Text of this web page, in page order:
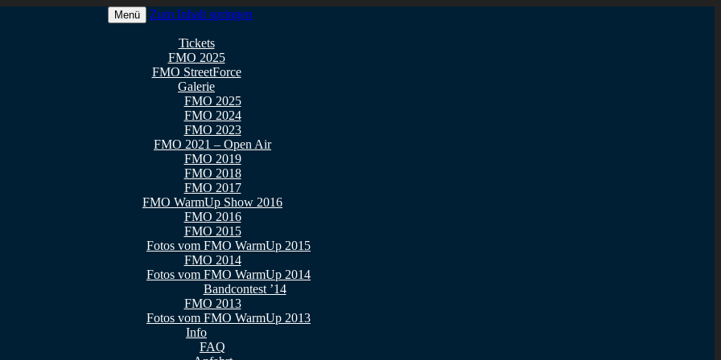
Menü Zum Inhalt springen
Tickets
FMO 2025
FMO StreetForce
Galerie
FMO 2025
FMO 2024
FMO 2023
FMO 2021 – Open Air
FMO 2019
FMO 2018
FMO 2017
FMO WarmUp Show 2016
FMO 2016
FMO 2015
Fotos vom FMO WarmUp 2015
FMO 2014
Fotos vom FMO WarmUp 2014
Bandcontest ’14
FMO 2013
Fotos vom FMO WarmUp 2013
Info
FAQ